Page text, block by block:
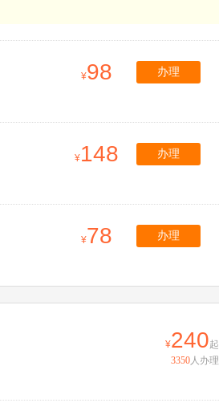
98 办理
148 办理
78 办理
240起
3350人办理